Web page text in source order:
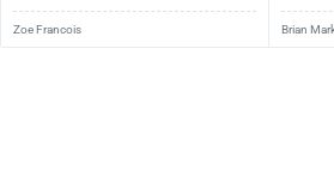
Zoe Francois Brian